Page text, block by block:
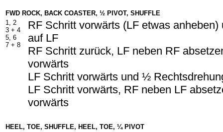
FWD ROCK, BACK COASTER, ½ PIVOT, SHUFFLE
1, 2
3 + 4
5, 6
7 + 8
RF Schritt vorwärts (LF etwas
auf LF
RF Schritt zurück, LF neben RF
vorwärts
LF Schritt vorwärts und ½
LF Schritt vorwärts, RF neben LF
vorwärts
HEEL, TOE, SHUFFLE, HEEL, TOE, ¼ PIVOT